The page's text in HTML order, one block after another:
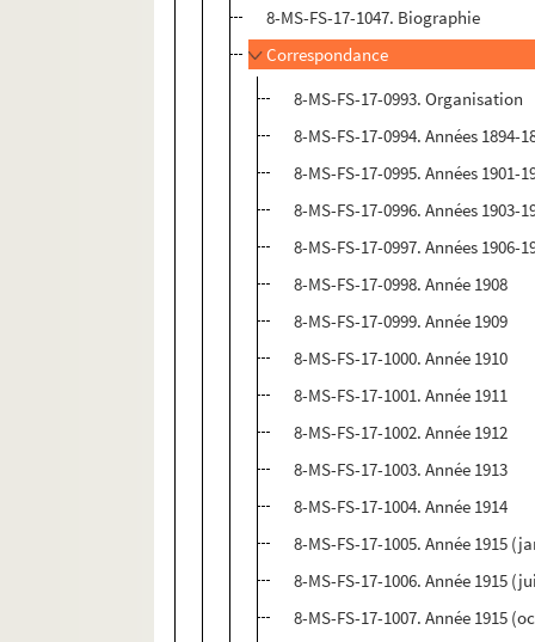
8-MS-FS-17-1047. Biographie
Correspondance
8-MS-FS-17-0993. Organisation
8-MS-FS-17-0994. Années 1894-
8-MS-FS-17-0995. Années 1901-
8-MS-FS-17-0996. Années 1903-
8-MS-FS-17-0997. Années 1906-
8-MS-FS-17-0998. Année 1908
8-MS-FS-17-0999. Année 1909
8-MS-FS-17-1000. Année 1910
8-MS-FS-17-1001. Année 1911
8-MS-FS-17-1002. Année 1912
8-MS-FS-17-1003. Année 1913
8-MS-FS-17-1004. Année 1914
8-MS-FS-17-1005. Année 1915
8-MS-FS-17-1006. Année 1915
8-MS-FS-17-1007. Année 1915